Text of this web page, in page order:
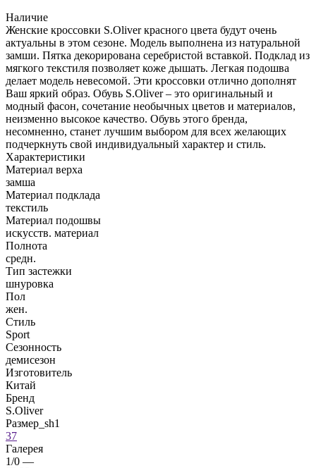
Наличие
Женские кроссовки S.Oliver красного цвета будут очень
актуальны в этом сезоне. Модель выполнена из натуральной
замши. Пятка декорирована серебристой вставкой. Подклад из
мягкого текстиля позволяет коже дышать. Легкая подошва
делает модель невесомой. Эти кроссовки отлично дополнят
Ваш яркий образ. Обувь S.Oliver – это оригинальный и
модный фасон, сочетание необычных цветов и материалов,
неизменно высокое качество. Обувь этого бренда,
несомненно, станет лучшим выбором для всех желающих
подчеркнуть свой индивидуальный характер и стиль.
Характеристики
Материал верха
замша
Материал подклада
текстиль
Материал подошвы
искусств. материал
Полнота
средн.
Тип застежки
шнуровка
Пол
жен.
Стиль
Sport
Сезонность
демисезон
Изготовитель
Китай
Бренд
S.Oliver
Размер_sh1
37
Галерея
1/0 —